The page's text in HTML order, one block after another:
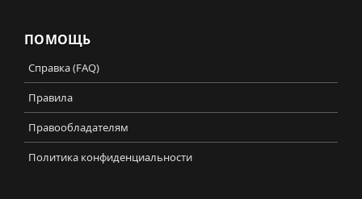
ПОМОЩЬ
Справка (FAQ)
Правила
Правообладателям
Политика конфиденциальности